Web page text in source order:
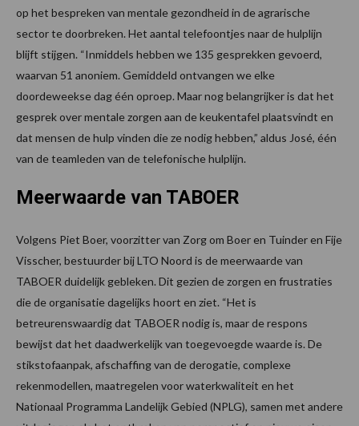
op het bespreken van mentale gezondheid in de agrarische
sector te doorbreken. Het aantal telefoontjes naar de hulplijn
blijft stijgen. “Inmiddels hebben we 135 gesprekken gevoerd,
waarvan 51 anoniem. Gemiddeld ontvangen we elke
doordeweekse dag één oproep. Maar nog belangrijker is dat het
gesprek over mentale zorgen aan de keukentafel plaatsvindt en
dat mensen de hulp vinden die ze nodig hebben,” aldus José, één
van de teamleden van de telefonische hulplijn.
Meerwaarde van TABOER
Volgens Piet Boer, voorzitter van Zorg om Boer en Tuinder en Fije
Visscher, bestuurder bij LTO Noord is de meerwaarde van
TABOER duidelijk gebleken. Dit gezien de zorgen en frustraties
die de organisatie dagelijks hoort en ziet. “Het is
betreurenswaardig dat TABOER nodig is, maar de respons
bewijst dat het daadwerkelijk van toegevoegde waarde is. De
stikstofaanpak, afschaffing van de derogatie, complexe
rekenmodellen, maatregelen voor waterkwaliteit en het
Nationaal Programma Landelijk Gebied (NPLG), samen met andere